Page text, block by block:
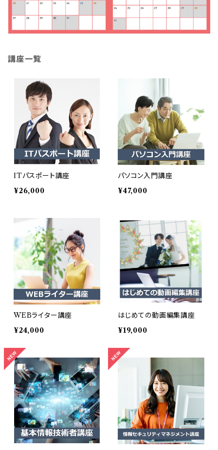
講座一覧
ITパスポート講座
¥26,000
パソコン入門講座
¥47,000
WEBライター講座
¥24,000
はじめての動画編集講座
¥19,000